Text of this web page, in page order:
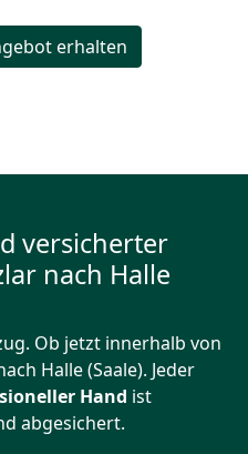
erhalten
versicherter
nach Halle
Ob jetzt innerhalb von
Halle (Saale). Jeder
Hand ist
abgesichert.